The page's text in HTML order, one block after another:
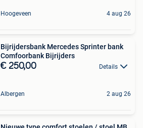
Hoogeveen 4 aug 26
Bijrijdersbank Mercedes Sprinter bank
Comfoorbank Bijrijders
€ 250,00 Details
Albergen 2 aug 26